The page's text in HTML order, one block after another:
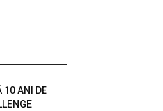
10 ANI DE